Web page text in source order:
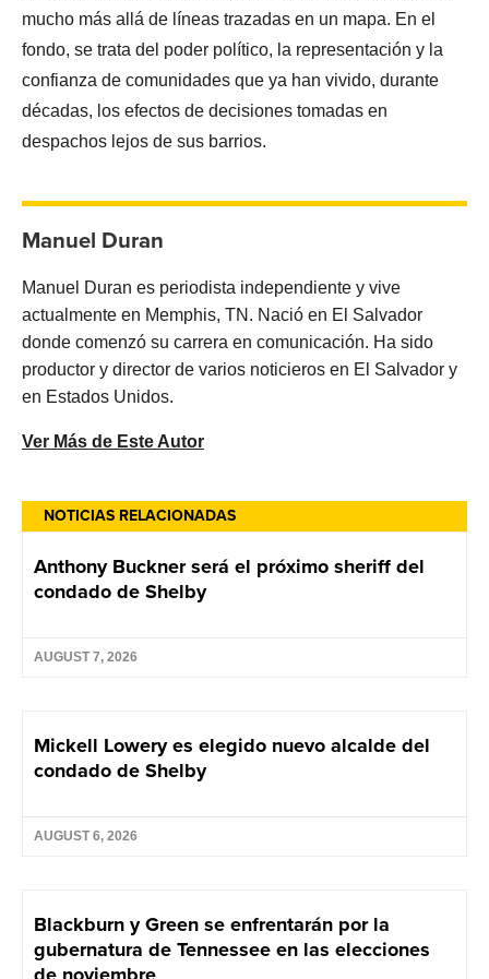
NOTICIAS RELACIONADAS
Anthony Buckner será el próximo sheriff del
condado de Shelby
AUGUST 7, 2026
Mickell Lowery es elegido nuevo alcalde del
condado de Shelby
AUGUST 6, 2026
Blackburn y Green se enfrentarán por la
gubernatura de Tennessee en las elecciones
mucho más allá de líneas trazadas en un mapa. En el
fondo, se trata del poder político, la representación y la
confianza de comunidades que ya han vivido, durante
décadas, los efectos de decisiones tomadas en
despachos lejos de sus barrios.
Manuel Duran
Manuel Duran es periodista independiente y vive
actualmente en Memphis, TN. Nació en El Salvador
donde comenzó su carrera en comunicación. Ha sido
productor y director de varios noticieros en El Salvador y
en Estados Unidos.
Ver Más de Este Autor